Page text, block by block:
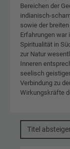
Bereichen der
indianisch-
sowie der
Erfahrungen war
Spiritualität in
zur Natur
Inneren
seelisch
Verbindung zu
Wirkungskräfte
Titel